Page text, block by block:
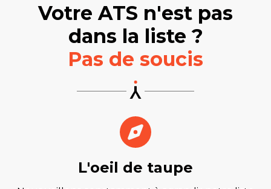
Votre ATS n'est pas
dans la liste ?
Pas de soucis
L'oeil de taupe